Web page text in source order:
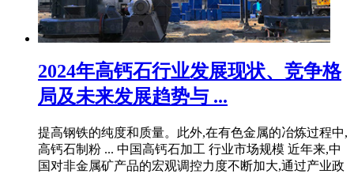
2024年高钙石行业发展现状、竞争格
局及未来发展趋势与 ...
提高钢铁的纯度和质量。此外,在有色金属的冶炼过程中,
高钙石制粉 ... 中国高钙石加工 行业市场规模 近年来,中
国对非金属矿产品的宏观调控力度不断加大,通过产业政